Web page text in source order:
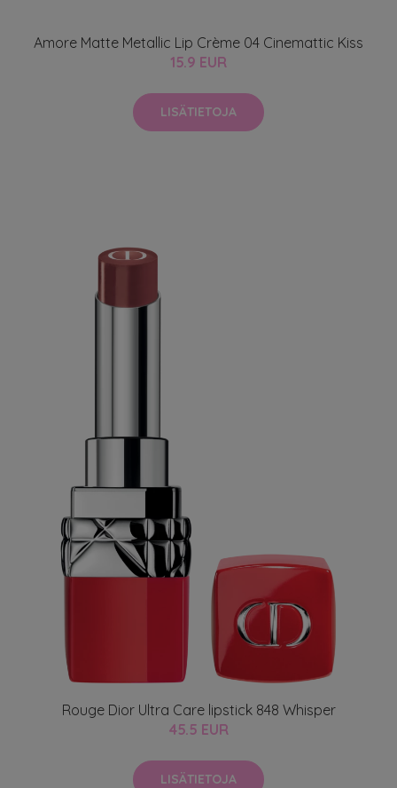
Amore Matte Metallic Lip Crème 04 Cinemattic Kiss
15.9 EUR
LISÄTIETOJA
Rouge Dior Ultra Care lipstick 848 Whisper
45.5 EUR
LISÄTIETOJA